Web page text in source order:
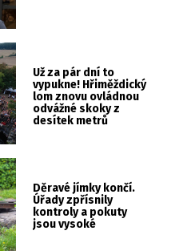
Už za pár dní to
vypukne! Hřiměždický
lom znovu ovládnou
odvážné skoky z
desítek metrů
Děravé jímky končí.
Úřady zpřísnily
kontroly a pokuty
jsou vysoké